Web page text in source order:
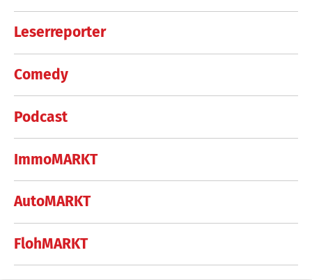
Leserreporter
Comedy
Podcast
ImmoMARKT
AutoMARKT
FlohMARKT